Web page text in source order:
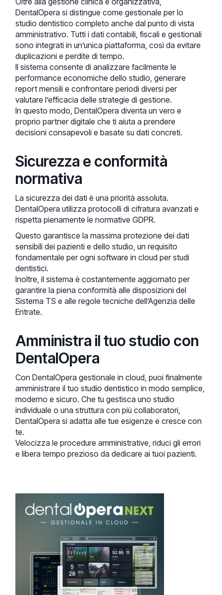
DentalOpera si distingue come gestionale per lo
studio dentistico completo anche dal punto di vista
amministrativo. Tutti i dati contabili, fiscali e gestionali
sono integrati in un’unica piattaforma, così da evitare
duplicazioni e perdite di tempo.
Il sistema consente di analizzare facilmente le
performance economiche dello studio, generare
report mensili e confrontare periodi diversi per
valutare l’efficacia delle strategie di gestione.
In questo modo, DentalOpera diventa un vero e
proprio partner digitale che ti aiuta a prendere
decisioni consapevoli e basate su dati concreti.
Sicurezza e conformità
normativa
La sicurezza dei dati è una priorità assoluta.
DentalOpera utilizza protocolli di cifratura avanzati e
rispetta pienamente le normative GDPR.
Questo garantisce la massima protezione dei dati
sensibili dei pazienti e dello studio, un requisito
fondamentale per ogni software in cloud per studi
dentistici.
Inoltre, il sistema è costantemente aggiornato per
garantire la piena conformità alle disposizioni del
Sistema TS e alle regole tecniche dell’Agenzia delle
Entrate.
Amministra il tuo studio con
DentalOpera
Con DentalOpera gestionale in cloud, puoi finalmente
amministrare il tuo studio dentistico in modo semplice,
moderno e sicuro. Che tu gestisca uno studio
individuale o una struttura con più collaboratori,
DentalOpera si adatta alle tue esigenze e cresce con
te.
Velocizza le procedure amministrative, riduci gli errori
e libera tempo prezioso da dedicare ai tuoi pazienti.